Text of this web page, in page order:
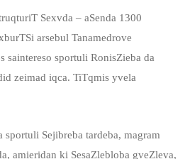
Sexvda – aSenda 1300
arsebul Tanamedrove
saintereso sportuli RonisZieba da
zeimad iqca. TiTqmis yvela
Sejibreba tardeba, magram
amieridan ki SesaZlebloba gveZleva,